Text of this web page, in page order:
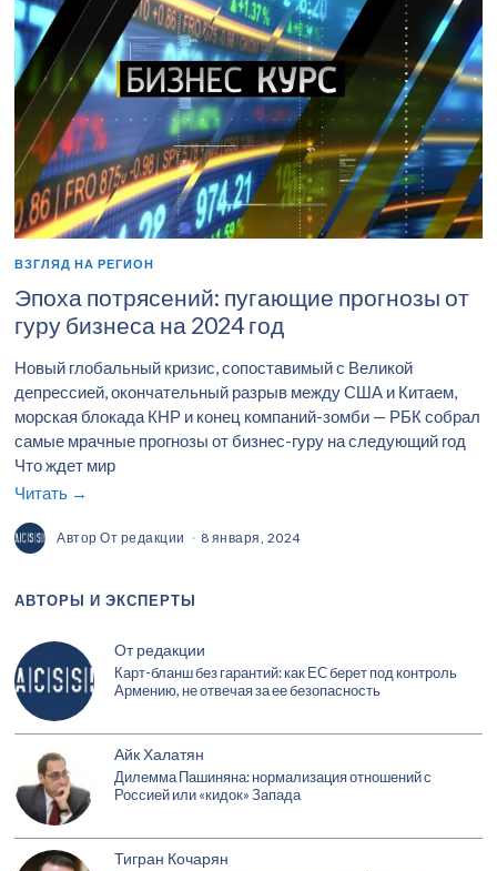
ВЗГЛЯД НА РЕГИОН
Эпоха потрясений: пугающие прогнозы от
гуру бизнеса на 2024 год
Новый глобальный кризис, сопоставимый с Великой
депрессией, окончательный разрыв между США и Китаем,
морская блокада КНР и конец компаний-зомби — РБК собрал
самые мрачные прогнозы от бизнес-гуру на следующий год
Что ждет мир
Читать →
АвторОт редакции 8 января, 2024
АВТОРЫ И ЭКСПЕРТЫ
От редакции
Карт-бланш без гарантий: как ЕС берет под контроль
Армению, не отвечая за ее безопасность
Айк Халатян
Дилемма Пашиняна: нормализация отношений с
Россией или «кидок» Запада
Тигран Кочарян